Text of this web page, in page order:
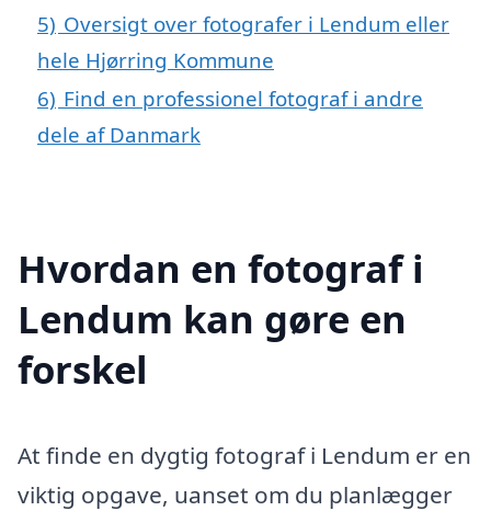
5) Oversigt over fotografer i Lendum eller
hele Hjørring Kommune
6) Find en professionel fotograf i andre
dele af Danmark
Hvordan en fotograf i
Lendum kan gøre en
forskel
At finde en dygtig fotograf i Lendum er en
viktig opgave, uanset om du planlægger